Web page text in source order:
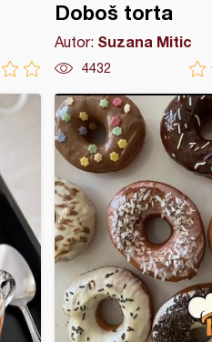
Doboš torta
Autor: Suzana Mitic
4432